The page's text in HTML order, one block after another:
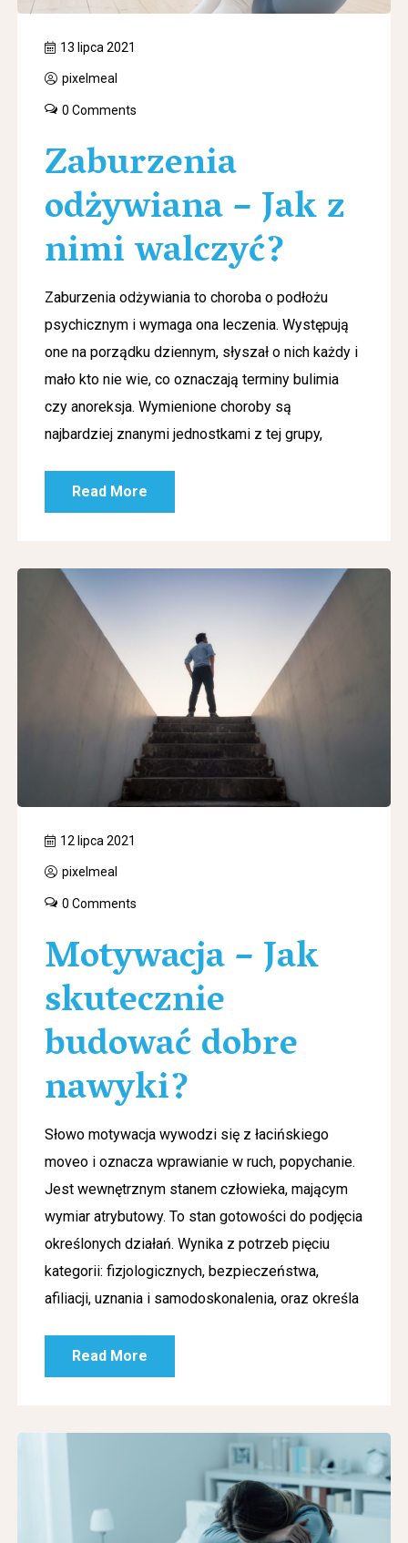
13 lipca 2021
pixelmeal
0 Comments
Zaburzenia
odżywiana – Jak z
nimi walczyć?
Zaburzenia odżywiania to choroba o podłożu
psychicznym i wymaga ona leczenia. Występują
one na porządku dziennym, słyszał o nich każdy i
mało kto nie wie, co oznaczają terminy bulimia
czy anoreksja. Wymienione choroby są
najbardziej znanymi jednostkami z tej grupy,
Read More
12 lipca 2021
pixelmeal
0 Comments
Motywacja – Jak
skutecznie
budować dobre
nawyki?
Słowo motywacja wywodzi się z łacińskiego
moveo i oznacza wprawianie w ruch, popychanie.
Jest wewnętrznym stanem człowieka, mającym
wymiar atrybutowy. To stan gotowości do podjęcia
określonych działań. Wynika z potrzeb pięciu
kategorii: fizjologicznych, bezpieczeństwa,
afiliacji, uznania i samodoskonalenia, oraz określa
Read More